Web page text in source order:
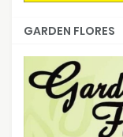
GARDEN FLORES